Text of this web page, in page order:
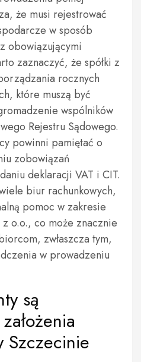
że musi rejestrować
w sposób
obowiązującymi
zaznaczyć, że spółki z
rocznych
które muszą być
wspólników
Rejestru Sądowego.
powinni pamiętać o
zobowiązań
deklaracji VAT i CIT.
biur rachunkowych,
pomoc w zakresie
z o.o., co może znacznie
zwłaszcza tym,
w prowadzeniu
są
Szczecinie